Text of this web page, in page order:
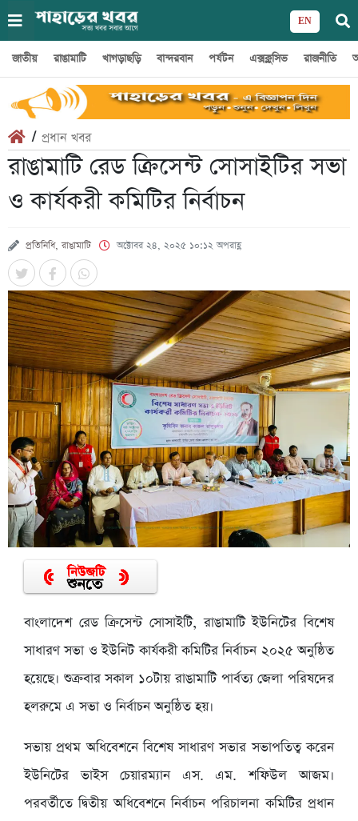
EN
জাতীয় রাঙামাটি খাগড়াছড়ি বান্দরবান পর্যটন এক্সক্লুসিভ রাজনীতি
/ প্রধান খবর
রাঙামাটি রেড ক্রিসেন্ট সোসাইটির সভা
ও কার্যকরী কমিটির নির্বাচন
প্রতিনিধি, রাঙামাটি অক্টোবর ২৪, ২০২৫ ১০:১২ অপরাহ্ণ
বাংলাদেশ রেড ক্রিসেন্ট সোসাইটি, রাঙামাটি ইউনিটের বিশেষ
সাধারণ সভা ও ইউনিট কার্যকরী কমিটির নির্বাচন ২০২৫ অনুষ্ঠিত
হয়েছে। শুক্রবার সকাল ১০টায় রাঙামাটি পার্বত্য জেলা পরিষদের
হলরুমে এ সভা ও নির্বাচন অনুষ্ঠিত হয়।
‎সভায় প্রথম অধিবেশনে বিশেষ সাধারণ সভার সভাপতিত্ব করেন
ইউনিটের ভাইস চেয়ারম্যান এস. এম. শফিউল আজম।
পরবর্তীতে দ্বিতীয় অধিবেশনে নির্বাচন পরিচালনা কমিটির প্রধান